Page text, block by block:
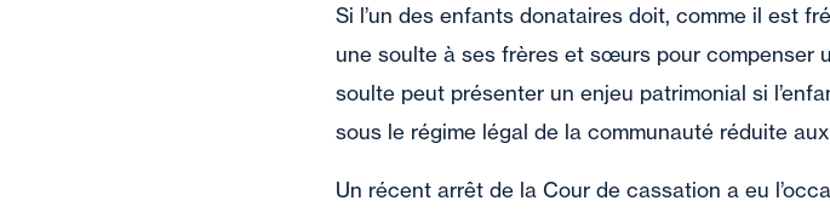
Si l’un des enfants donataires doit, comme il est
une soulte à ses frères et sœurs pour compenser
soulte peut présenter un enjeu patrimonial si
sous le régime légal de la communauté réduite
Un récent arrêt de la Cour de cassation a eu